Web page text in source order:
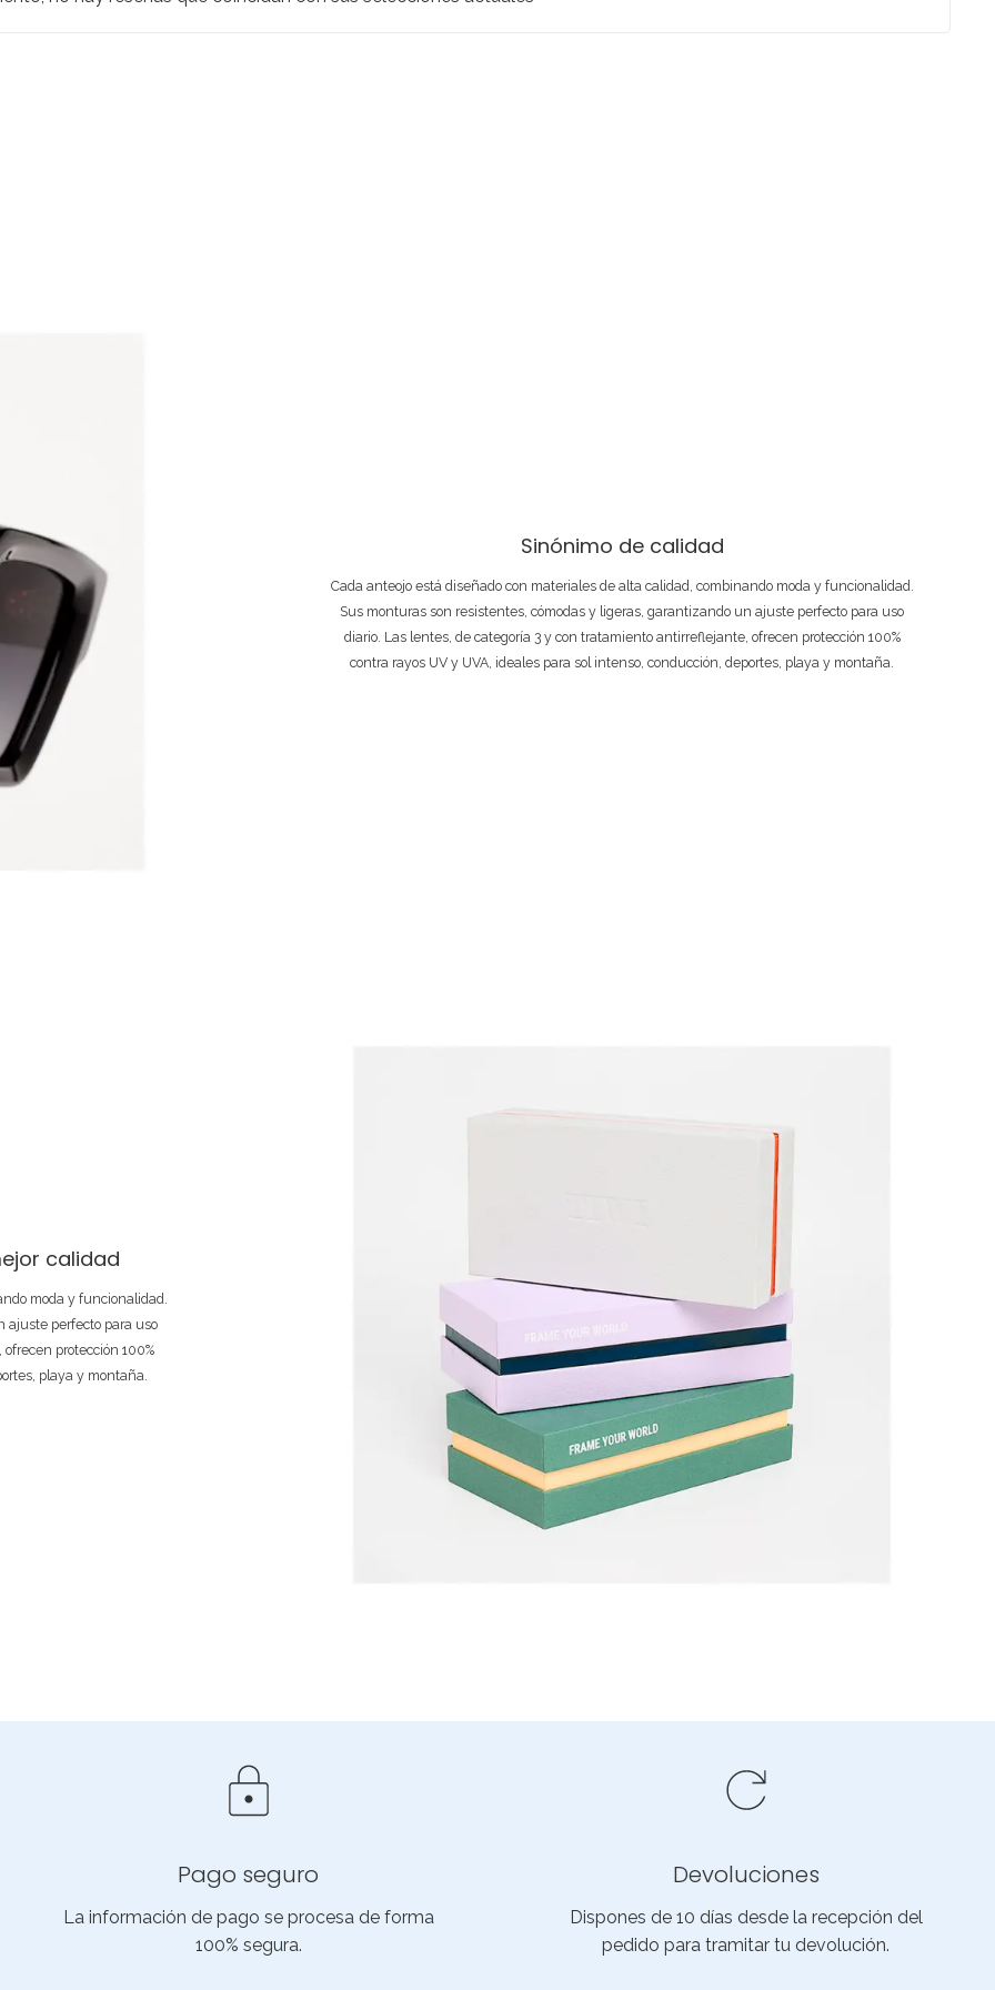
Sinónimo de calidad
Cada anteojo está diseñado con materiales de alta calidad, combinando moda y funcionalidad.
Sus monturas son resistentes, cómodas y ligeras, garantizando un ajuste perfecto para uso
diario. Las lentes, de categoría 3 y con tratamiento antirreflejante, ofrecen protección 100%
contra rayos UV y UVA, ideales para sol intenso, conducción, deportes, playa y montaña.
calidad
moda y funcionalidad.
ajuste perfecto para uso
protección 100%
playa y montaña.
Pago seguro
La información de pago se procesa de forma
100% segura.
Devoluciones
Dispones de 10 días desde la recepción del
pedido para tramitar tu devolución.